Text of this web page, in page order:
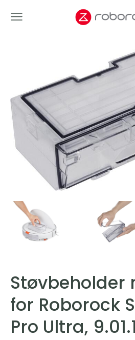
Støvbeholder
for Roborock
Pro Ultra,